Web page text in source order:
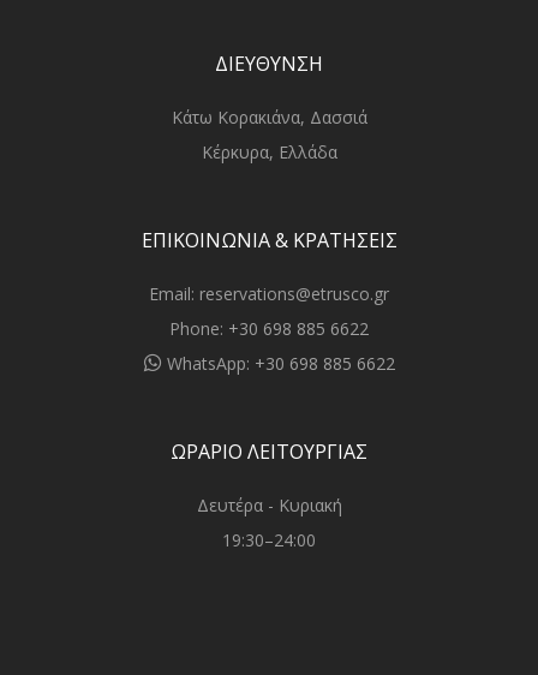
ΔΙΕΥΘΥΝΣΗ
Κάτω Κορακιάνα, Δασσιά
Κέρκυρα, Ελλάδα
ΕΠΙΚΟΙΝΩΝΙΑ & ΚΡΑΤΗΣΕΙΣ
Email: reservations@etrusco.gr
Phone: +30 698 885 6622
WhatsApp: +30 698 885 6622
ΩΡΑΡΙΟ ΛΕΙΤΟΥΡΓΙΑΣ
Δευτέρα - Κυριακή
19:30–24:00